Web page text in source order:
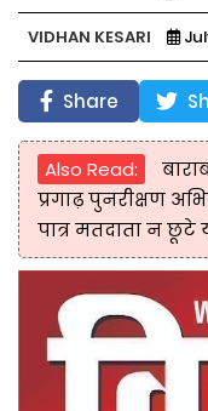
VIDHAN KESARI
Share
Also Read:
प्रगाढ़ पुनरीक्षण
पात्र मतदाता न छूटे